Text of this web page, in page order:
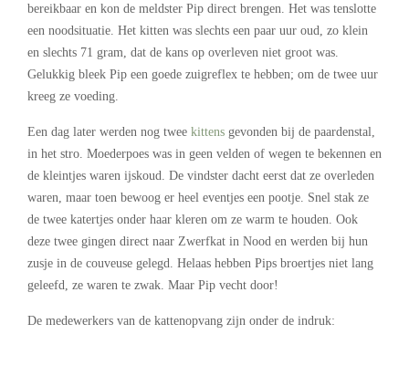
bereikbaar en kon de meldster Pip direct brengen. Het was tenslotte
een noodsituatie. Het kitten was slechts een paar uur oud, zo klein
en slechts 71 gram, dat de kans op overleven niet groot was.
Gelukkig bleek Pip een goede zuigreflex te hebben; om de twee uur
kreeg ze voeding.
Een dag later werden nog twee kittens gevonden bij de paardenstal,
in het stro. Moederpoes was in geen velden of wegen te bekennen en
de kleintjes waren ijskoud. De vindster dacht eerst dat ze overleden
waren, maar toen bewoog er heel eventjes een pootje. Snel stak ze
de twee katertjes onder haar kleren om ze warm te houden. Ook
deze twee gingen direct naar Zwerfkat in Nood en werden bij hun
zusje in de couveuse gelegd. Helaas hebben Pips broertjes niet lang
geleefd, ze waren te zwak. Maar Pip vecht door!
De medewerkers van de kattenopvang zijn onder de indruk: